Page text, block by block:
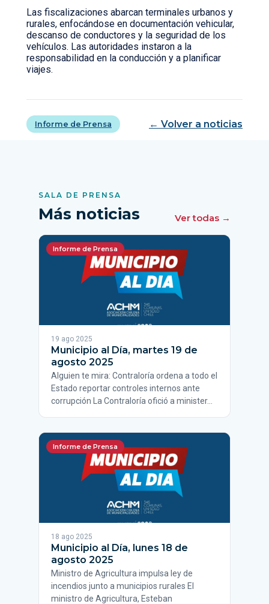
Las fiscalizaciones abarcan terminales urbanos y
rurales, enfocándose en documentación vehicular,
descanso de conductores y la seguridad de los
vehículos. Las autoridades instaron a la
responsabilidad en la conducción y a planificar
viajes.
Informe de Prensa ← Volver a noticias
SALA DE PRENSA
Más noticias Ver todas →
Informe de Prensa
19 ago 2025
Municipio al Día, martes 19 de
agosto 2025
Alguien te mira: Contraloría ordena a todo el
Estado reportar controles internos ante
corrupción La Contraloría ofició a minister…
Informe de Prensa
18 ago 2025
Municipio al Día, lunes 18 de
agosto 2025
Ministro de Agricultura impulsa ley de
incendios junto a municipios rurales El
ministro de Agricultura, Esteban